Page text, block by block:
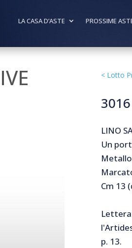
LA CASA D’ASTE PROSSIME
< Lotto
3016
LINO
Un
Cm 13
p. 13.